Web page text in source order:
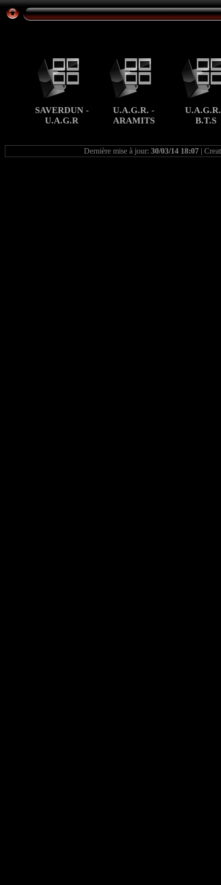
SAVERDUN -
U.A.G.R
U.A.G.R. -
ARAMITS
B.T.S
Dernière mise à jour: 30/03/14 18:07 |